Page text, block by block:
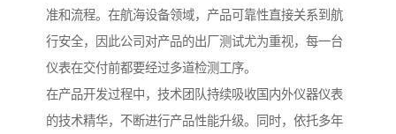
准和流程。在航海设备领域，产品可靠性直接关系到航
行安全，因此公司对产品的出厂测试尤为重视，每一台
仪表在交付前都要经过多道检测工序。
在产品开发过程中，技术团队持续吸收国内外仪器仪表
的技术精华，不断进行产品性能升级。同时，依托多年